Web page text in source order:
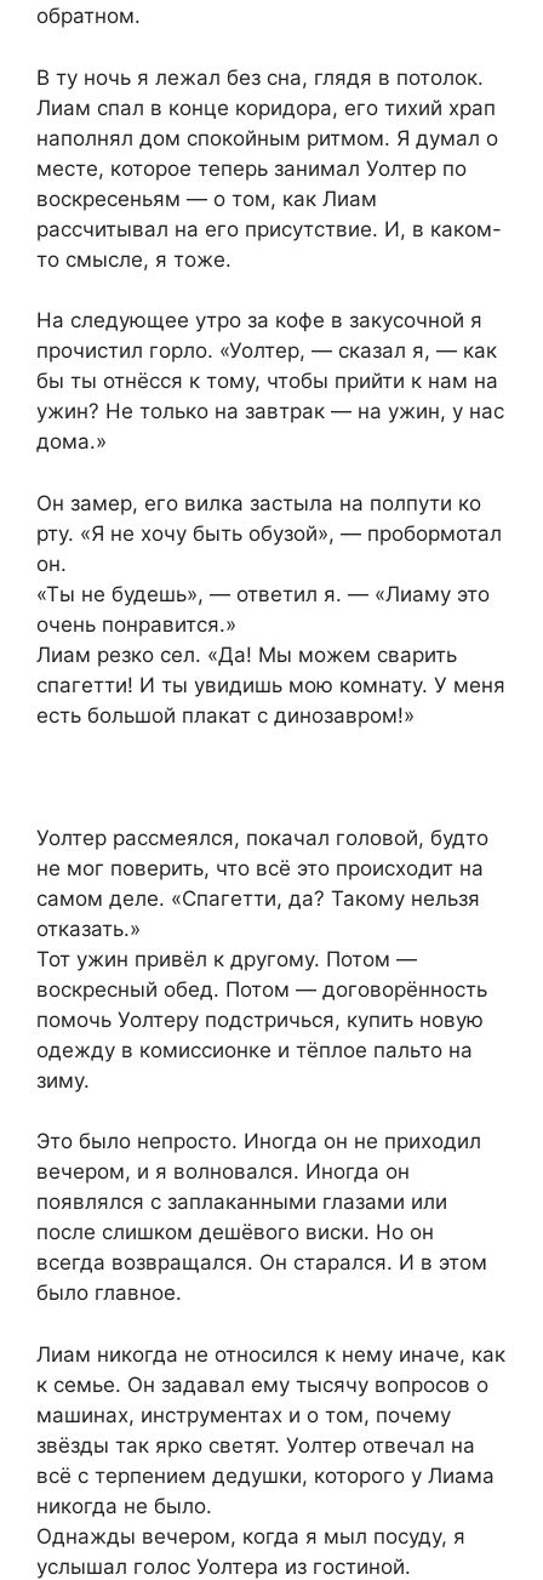
обратном.
В ту ночь я лежал без сна, глядя в потолок.
Лиам спал в конце коридора, его тихий храп
наполнял дом спокойным ритмом. Я думал о
месте, которое теперь занимал Уолтер по
воскресеньям — о том, как Лиам
рассчитывал на его присутствие. И, в каком-
то смысле, я тоже.
На следующее утро за кофе в закусочной я
прочистил горло. «Уолтер, — сказал я, — как
бы ты отнёсся к тому, чтобы прийти к нам на
ужин? Не только на завтрак — на ужин, у нас
дома.»
Он замер, его вилка застыла на полпути ко
рту. «Я не хочу быть обузой», — пробормотал
он.
«Ты не будешь», — ответил я. — «Лиаму это
очень понравится.»
Лиам резко сел. «Да! Мы можем сварить
спагетти! И ты увидишь мою комнату. У меня
есть большой плакат с динозавром!»
Уолтер рассмеялся, покачал головой, будто
не мог поверить, что всё это происходит на
самом деле. «Спагетти, да? Такому нельзя
отказать.»
Тот ужин привёл к другому. Потом —
воскресный обед. Потом — договорённость
помочь Уолтеру подстричься, купить новую
одежду в комиссионке и тёплое пальто на
зиму.
Это было непросто. Иногда он не приходил
вечером, и я волновался. Иногда он
появлялся с заплаканными глазами или
после слишком дешёвого виски. Но он
всегда возвращался. Он старался. И в этом
было главное.
Лиам никогда не относился к нему иначе, как
к семье. Он задавал ему тысячу вопросов о
машинах, инструментах и о том, почему
звёзды так ярко светят. Уолтер отвечал на
всё с терпением дедушки, которого у Лиама
никогда не было.
Однажды вечером, когда я мыл посуду, я
услышал голос Уолтера из гостиной.